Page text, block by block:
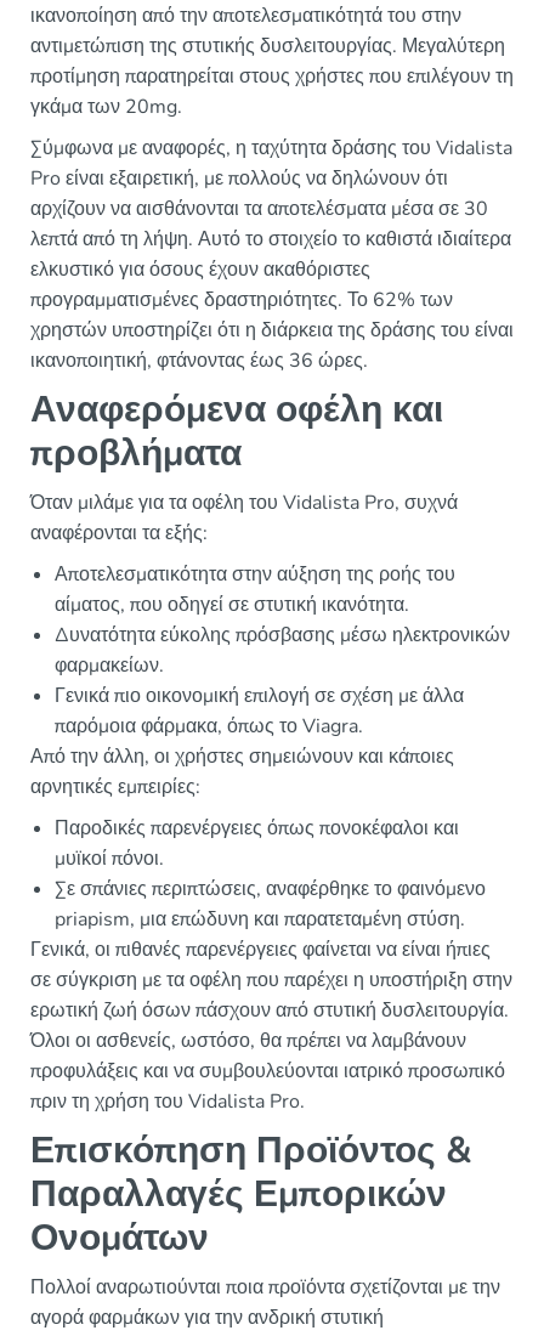
ικανοποίηση από την αποτελεσματικότητά του στην
αντιμετώπιση της στυτικής δυσλειτουργίας. Μεγαλύτερη
προτίμηση παρατηρείται στους χρήστες που επιλέγουν τη
γκάμα των 20mg.
Σύμφωνα με αναφορές, η ταχύτητα δράσης του Vidalista
Pro είναι εξαιρετική, με πολλούς να δηλώνουν ότι
αρχίζουν να αισθάνονται τα αποτελέσματα μέσα σε 30
λεπτά από τη λήψη. Αυτό το στοιχείο το καθιστά ιδιαίτερα
ελκυστικό για όσους έχουν ακαθόριστες
προγραμματισμένες δραστηριότητες. Το 62% των
χρηστών υποστηρίζει ότι η διάρκεια της δράσης του είναι
ικανοποιητική, φτάνοντας έως 36 ώρες.
Αναφερόμενα οφέλη και
προβλήματα
Όταν μιλάμε για τα οφέλη του Vidalista Pro, συχνά
αναφέρονται τα εξής:
Αποτελεσματικότητα στην αύξηση της ροής του
αίματος, που οδηγεί σε στυτική ικανότητα.
Δυνατότητα εύκολης πρόσβασης μέσω ηλεκτρονικών
φαρμακείων.
Γενικά πιο οικονομική επιλογή σε σχέση με άλλα
παρόμοια φάρμακα, όπως το Viagra.
Από την άλλη, οι χρήστες σημειώνουν και κάποιες
αρνητικές εμπειρίες:
Παροδικές παρενέργειες όπως πονοκέφαλοι και
μυϊκοί πόνοι.
Σε σπάνιες περιπτώσεις, αναφέρθηκε το φαινόμενο
priapism, μια επώδυνη και παρατεταμένη στύση.
Γενικά, οι πιθανές παρενέργειες φαίνεται να είναι ήπιες
σε σύγκριση με τα οφέλη που παρέχει η υποστήριξη στην
ερωτική ζωή όσων πάσχουν από στυτική δυσλειτουργία.
Όλοι οι ασθενείς, ωστόσο, θα πρέπει να λαμβάνουν
προφυλάξεις και να συμβουλεύονται ιατρικό προσωπικό
πριν τη χρήση του Vidalista Pro.
Επισκόπηση Προϊόντος &
Παραλλαγές Εμπορικών
Ονομάτων
Πολλοί αναρωτιούνται ποια προϊόντα σχετίζονται με την
αγορά φαρμάκων για την ανδρική στυτική